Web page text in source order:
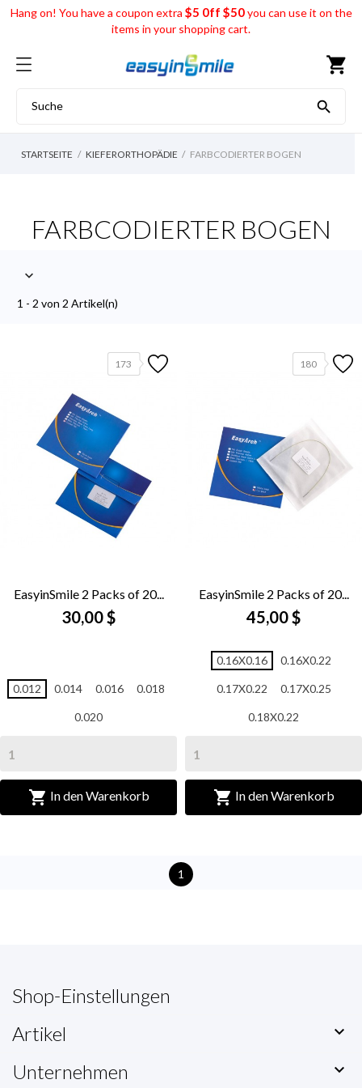
Hang on! You have a coupon extra $5 0ff $50you can use it on the
items in your shopping cart.
shopping_cart

STARTSEITE KIEFERORTHOPÄDIE FARBCODIERTER BOGEN
FARBCODIERTER BOGEN

1 - 2 von 2 Artikel(n)
173
EasyinSmile 2 Packs of 20...
30,00 $
0.012 0.014 0.016 0.018
0.020
 In den Warenkorb
180
EasyinSmile 2 Packs of 20...
45,00 $
0.16X0.16 0.16X0.22
0.17X0.22 0.17X0.25
0.18X0.22
 In den Warenkorb
1
Shop-Einstellungen
Artikel

Unternehmen 